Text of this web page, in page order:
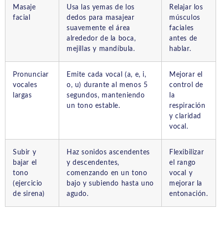
Masaje
facial
Usa las yemas de los
dedos para masajear
suavemente el área
alrededor de la boca,
mejillas y mandíbula.
Relajar los
músculos
faciales
antes de
hablar.
Pronunciar
vocales
largas
Emite cada vocal (a, e, i,
o, u) durante al menos 5
segundos, manteniendo
un tono estable.
Mejorar el
control de
la
respiración
y claridad
vocal.
Subir y
bajar el
tono
(ejercicio
de sirena)
Haz sonidos ascendentes
y descendentes,
comenzando en un tono
bajo y subiendo hasta uno
agudo.
Flexibilizar
el rango
vocal y
mejorar la
entonación.